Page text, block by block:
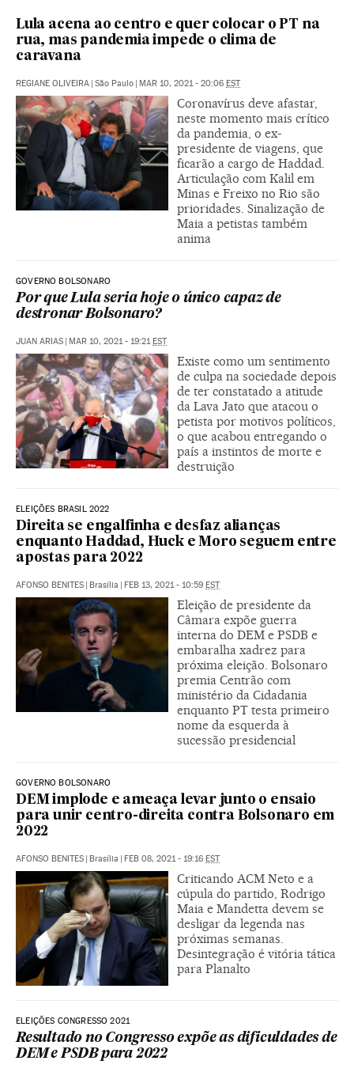
Lula acena ao centro e quer colocar o PT na
rua, mas pandemia impede o clima de
caravana
REGIANE OLIVEIRA São Paulo MAR 10, 2021 - 20:06 EST
Coronavírus deve afastar,
neste momento mais crítico
da pandemia, o ex-
presidente de viagens, que
ficarão a cargo de Haddad.
Articulação com Kalil em
Minas e Freixo no Rio são
prioridades. Sinalização de
Maia a petistas também
anima
GOVERNO BOLSONARO
Por que Lula seria hoje o único capaz de
destronar Bolsonaro?
JUAN ARIAS MAR 10, 2021 - 19:21 EST
Existe como um sentimento
de culpa na sociedade depois
de ter constatado a atitude
da Lava Jato que atacou o
petista por motivos políticos,
o que acabou entregando o
país a instintos de morte e
destruição
ELEIÇÕES BRASIL 2022
Direita se engalfinha e desfaz alianças
enquanto Haddad, Huck e Moro seguem entre
apostas para 2022
AFONSO BENITES Brasília FEB 13, 2021 - 10:59 EST
Eleição de presidente da
Câmara expõe guerra
interna do DEM e PSDB e
embaralha xadrez para
próxima eleição. Bolsonaro
premia Centrão com
ministério da Cidadania
enquanto PT testa primeiro
nome da esquerda à
sucessão presidencial
GOVERNO BOLSONARO
DEM implode e ameaça levar junto o ensaio
para unir centro-direita contra Bolsonaro em
2022
AFONSO BENITES Brasília FEB 08, 2021 - 19:16 EST
Criticando ACM Neto e a
cúpula do partido, Rodrigo
Maia e Mandetta devem se
desligar da legenda nas
próximas semanas.
Desintegração é vitória tática
para Planalto
ELEIÇÕES CONGRESSO 2021
Resultado no Congresso expõe as dificuldades de
DEM e PSDB para 2022